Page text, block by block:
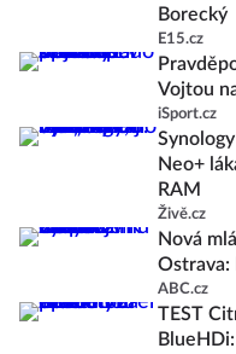
Borecký
E15.cz
Vojtou
iSport.cz
Neo+
RAM
Živě.cz
Nová
Ostrava:
ABC.cz
TEST